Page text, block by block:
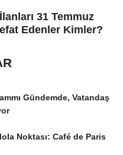
31 Temmuz
Edenler Kimler?
Gündemde, Vatandaş
Noktası: Café de Paris